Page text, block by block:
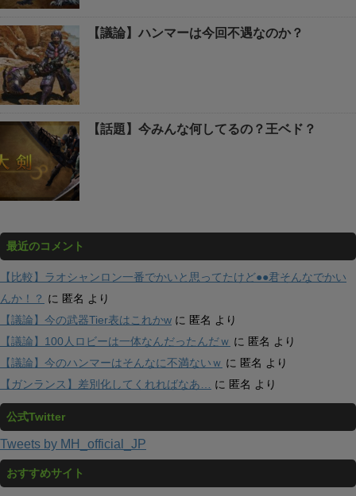
【議論】ハンマーは今回不遇なのか？
【話題】今みんな何してるの？王ベド？
最近のコメント
【比較】ラオシャンロン一番でかいと思ってたけど●●君そんなでかい
んか！？ に 匿名 より
【議論】今の武器Tier表はこれかw に 匿名 より
【議論】100人ロビーは一体なんだったんだｗ に 匿名 より
【議論】今のハンマーはそんなに不満ないｗ に 匿名 より
【ガンランス】差別化してくれればなあ…
に 匿名 より
公式Twitter
Tweets by MH_official_JP
おすすめサイト